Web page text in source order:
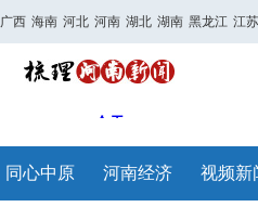
广西 海南 河北 河南 湖北 湖南 黑龙江 江苏
同心中原 河南经济 视频新